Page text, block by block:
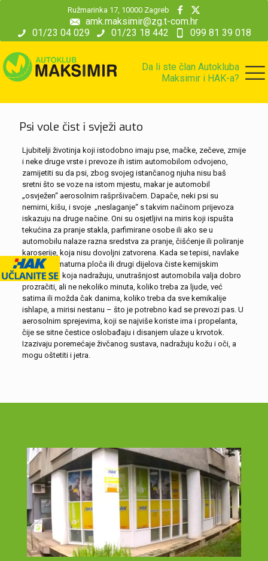
01/23 04 029 01/23 18 442 099 81 39 018
amk.maksimir@zg.t-com.hr
Ružmarinka 17, 10000 Zagreb
Da li ste član Autokluba
Maksimir i HAK-a?
Psi vole čist i svježi auto
Ljubitelji životinja koji istodobno imaju pse, mačke, zečeve, zmije
i neke druge vrste i prevoze ih istim automobilom odvojeno,
zamijetiti su da psi, zbog svojeg istančanog njuha nisu baš
sretni što se voze na istom mjestu, makar je automobil
„osvježen“ aerosolnim rašpršivačem. Dapače, neki psi su
nemirni, kišu, i svoje „neslaganje“ s takvim načinom prijevoza
iskazuju na druge načine. Oni su osjetljivi na miris koji ispušta
tekućina za pranje stakla, parfimirane osobe ili ako se u
automobilu nalaze razna sredstva za pranje, čišćenje ili poliranje
karoserije, koja nisu dovoljni zatvorena. Kada se tepisi, navlake
sjedala, armaturna ploča ili drugi dijelova čiste kemijskim
sredstvima koja nadražuju, unutrašnjost automobila valja dobro
prozračiti, ali ne nekoliko minuta, koliko treba za ljude, već
satima ili možda čak danima, koliko treba da sve kemikalije
ishlape, a mirisi nestanu – što je potrebno kad se prevozi pas. U
aerosolnim sprejevima, koji se najviše koriste ima i propelanta,
čije se sitne čestice oslobađaju i disanjem ulaze u krvotok.
Izazivaju poremećaje živčanog sustava, nadražuju kožu i oči, a
mogu oštetiti i jetra.